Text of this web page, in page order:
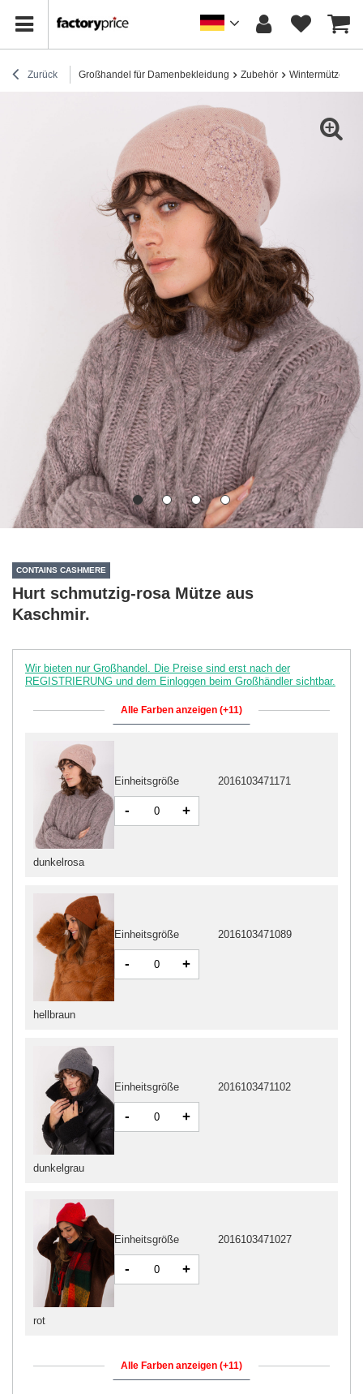
Zurück Großhandel für Damenbekleidung Zubehör Wintermützen
CONTAINS CASHMERE
Hurt schmutzig-rosa Mütze aus
Kaschmir.
Wir bieten nur Großhandel. Die Preise sind erst nach der
REGISTRIERUNG und dem Einloggen beim Großhändler sichtbar.
Alle Farben anzeigen (+11)
hellbraun
Einheitsgröße 2016103471089
- +
dunkelgrau
Einheitsgröße 2016103471102
- +
rot
Einheitsgröße 2016103471027
- +
dunkelrosa
Einheitsgröße 2016103471171
- +
Alle Farben anzeigen (+11)